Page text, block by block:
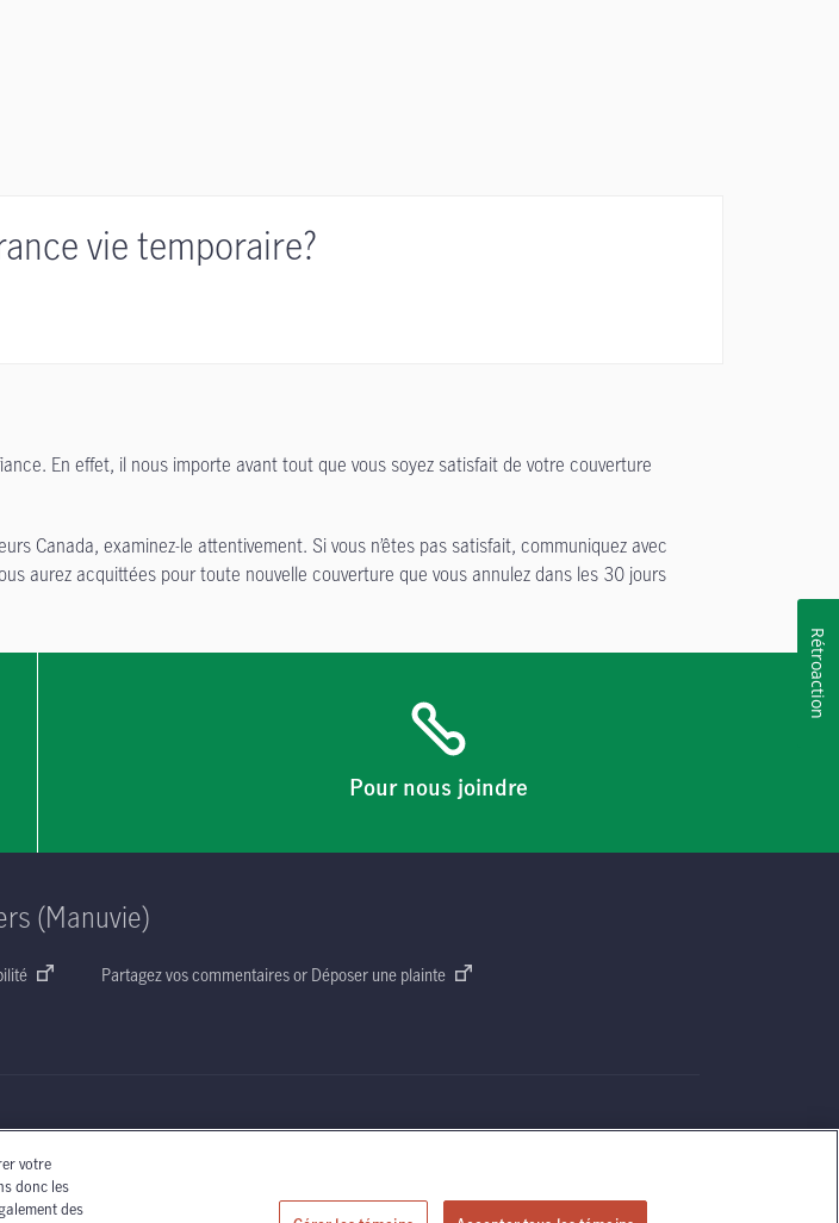
vie temporaire?
En effet, il nous importe avant tout que vous soyez satisfait de votre couverture
Canada, examinez-le attentivement. Si vous n’êtes pas satisfait, communiquez avec
aurez acquittées pour toute nouvelle couverture que vous annulez dans les 30 jours
Pour nous joindre
(Manuvie)
Partagez vos commentaires or Déposer une plainte
autorisés de Manuvie ou avec votre agent d’assurance autorisé si vous avez besoin de conseils sur vos besoins en
votre
donc les
des
Rétroaction